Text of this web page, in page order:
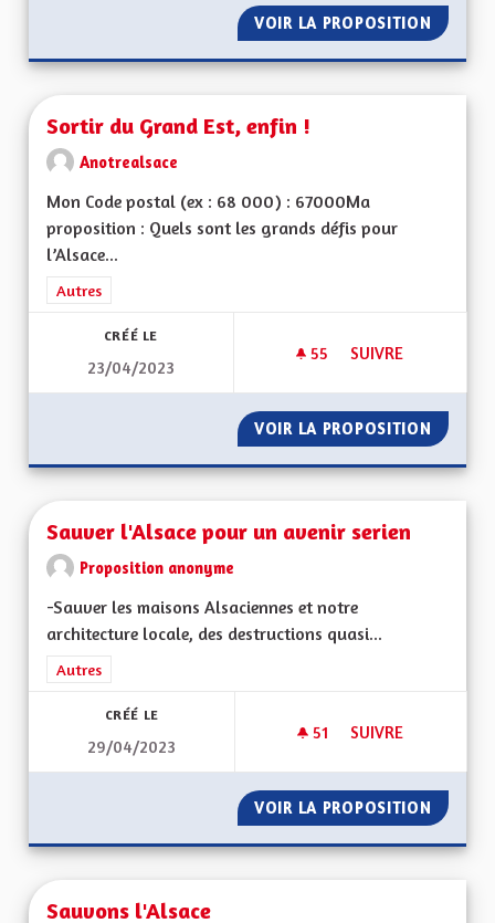
VOIR LA PROPOSITION USER
Sortir du Grand Est, enfin !
Anotrealsace
Mon Code postal (ex : 68 000) : 67000Ma
proposition : Quels sont les grands défis pour
l’Alsace...
Filtrer les résultats de la catégorie : Autres
Autres
CRÉÉ LE
23/04/2023
55 55 ABONNÉS
SUIVRE
VOIR LA PROPOSITION
Sauver l'Alsace pour un avenir serien
Proposition anonyme
-Sauver les maisons Alsaciennes et notre
architecture locale, des destructions quasi...
Filtrer les résultats de la catégorie : Autres
Autres
CRÉÉ LE
29/04/2023
51 51 ABONNÉS
SUIVRE
VOIR LA PROPOSITION
Sauvons l'Alsace